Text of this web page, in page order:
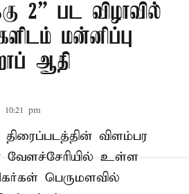
2” பட விழாவில்
மன்னிப்பு
ஆதி
10:21 pm
திரைப்படத்தின் விளம்பர
வேளச்சேரியில் உள்ள
பெருமளவில்